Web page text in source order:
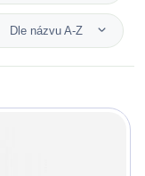
Dle názvu A-Z